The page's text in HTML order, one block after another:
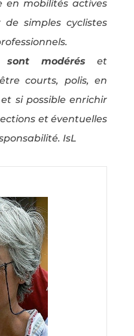
en mobilités actives
simples cyclistes
sont modéréset
courts, polis, en
si possible enrichir
et éventuelles
IsL